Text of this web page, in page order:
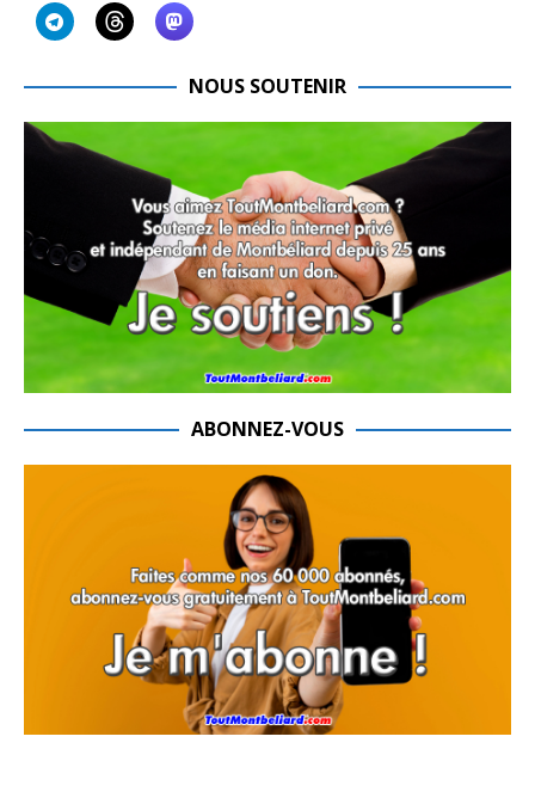
NOUS SOUTENIR
ABONNEZ-VOUS